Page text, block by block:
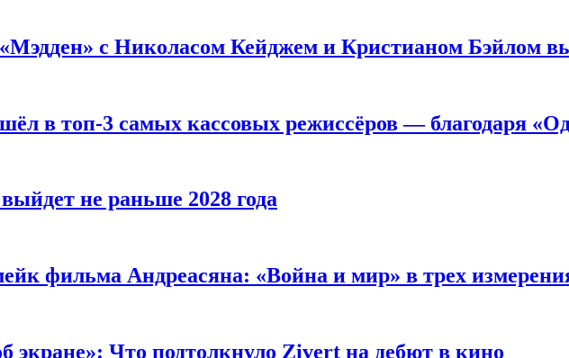
с Николасом Кейджем и Кристианом Бэйлом
в топ-3 самых кассовых режиссёров — благодаря
не раньше 2028 года
фильма Андреасяна: «Война и мир» в трех
экране»: Что подтолкнуло Zivert на дебют в кино